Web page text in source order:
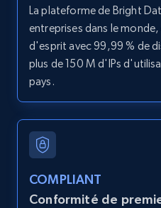
8.1K+ 713+
rating object, Product
Author name, Asin, and
7.4K+
La plateforme de Bright
entreprises dans le
d'esprit avec 99,99 % de
plus de 150 M d'IPs
pays.
COMPLIANT
Conformité de